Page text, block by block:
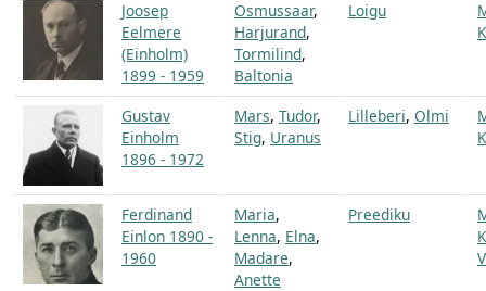
Joosep
Eelmere
(Einholm)
1899 - 1959
Osmussaar,
Harjurand,
Tormilind,
Baltonia
Loigu
Gustav
Einholm
1896 - 1972
Mars, Tudor,
Stig, Uranus
Lilleberi, Olmi
Ferdinand
Einlon 1890 -
1960
Maria,
Lenna, Elna,
Madare,
Anette
Preediku